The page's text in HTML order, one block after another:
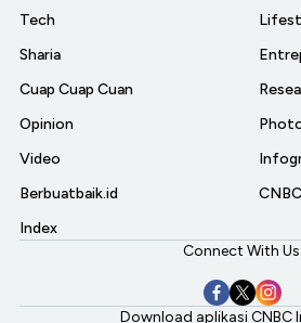
Tech
Sharia
Cuap Cuap Cuan
Opinion
Video
Berbuatbaik.id
Index
Connect With Us:
Download aplikasi CNBC